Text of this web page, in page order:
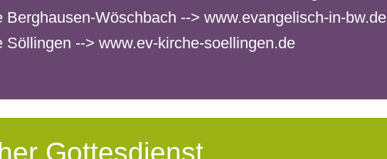
Berghausen-Wöschbach --> www.evangelisch-in-bw.de
Söllingen --> www.ev-kirche-soellingen.de
Gottesdienst